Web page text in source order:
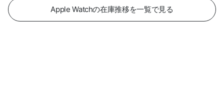
Apple Watchの在庫推移を一覧で見る